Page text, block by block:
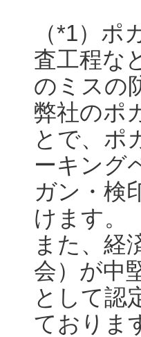
（*1）
査工程な
のミスの
弊社のポ
とで、ポ
ーキング
ガン・検
けます。
また、経
会）が中
として認
ておりま